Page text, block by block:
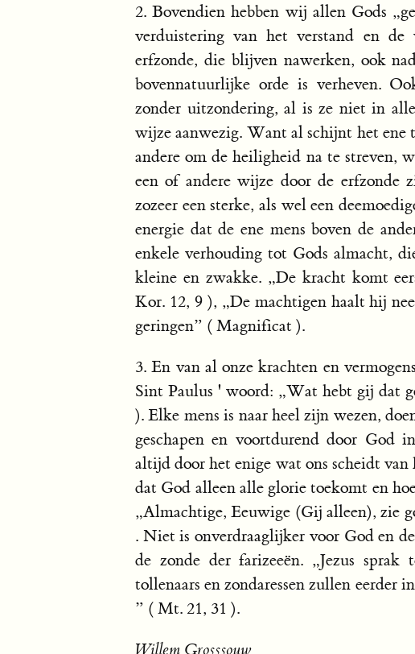
2. Bovendien hebben wij allen Gods
verduistering van het verstand en
erfzonde, die blijven nawerken, ook
bovennatuurlijke orde is verheven.
zonder uitzondering, al is ze niet in
wijze aanwezig. Want al schijnt het ene
andere om de heiligheid na te streven,
een of andere wijze door de erfzonde
zozeer een sterke, als wel een
energie dat de ene mens boven de
enkele verhouding tot Gods almacht,
kleine en zwakke. „De kracht komt
Kor. 12, 9 ), „De machtigen haalt hij
geringen” ( Magnificat ).
3. En van al onze krachten en
Sint Paulus ' woord: „Wat hebt gij dat
). Elke mens is naar heel zijn wezen,
geschapen en voortdurend door God
altijd door het enige wat ons scheidt
dat God alleen alle glorie toekomt en
„Almachtige, Eeuwige (Gij alleen), zie
. Niet is onverdraaglijker voor God en
de zonde der farizeeën. „Jezus
tollenaars en zondaressen zullen eerder
” ( Mt. 21, 31 ).
Willem Grosssouw